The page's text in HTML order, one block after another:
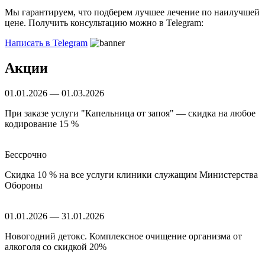
Мы гарантируем, что подберем лучшее лечение по наилучшей
цене. Получить консультацию можно в Telegram:
Написать в Telegram
Акции
01.01.2026 — 01.03.2026
При заказе услуги "Капельница от запоя" — скидка на любое
кодирование 15 %
Бессрочно
Скидка 10 % на все услуги клиники служащим Министерства
Обороны
01.01.2026 — 31.01.2026
Новогодний детокс. Комплексное очищение организма от
алкоголя со скидкой 20%